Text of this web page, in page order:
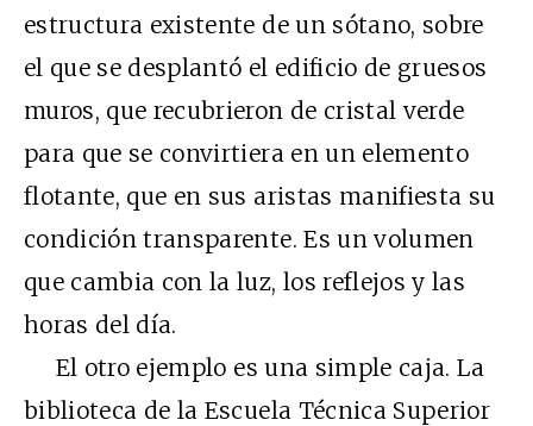
estructura existente de un sótano, sobre
el que se desplantó el edificio de gruesos
muros, que recubrieron de cristal verde
para que se convirtiera en un elemento
flotante, que en sus aristas manifiesta su
condición transparente. Es un volumen
que cambia con la luz, los reflejos y las
horas del día.
El otro ejemplo es una simple caja. La
biblioteca de la Escuela Técnica Superior